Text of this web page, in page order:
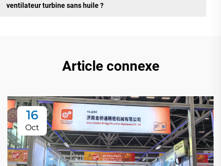
ventilateur turbine sans huile ?
Article connexe
16
Oct